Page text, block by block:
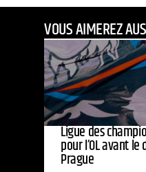
VOUS AIMEREZ
Ligue des
pour l’OL avant
Prague